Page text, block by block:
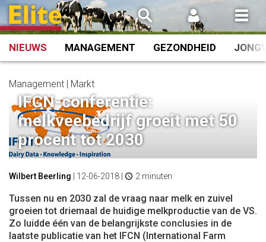
Spring
naar
inhoud
NIEUWS MANAGEMENT GEZONDHEID
Management | Markt
IFCN-conferentie:
melkveebedrijf groeit met 50
procent tot 2030
Wilbert Beerling 12-06-2018 2 minuten
Tussen nu en 2030 zal de vraag naar melk en zuivel
groeien tot driemaal de huidige melkproductie van de VS.
Zo luidde één van de belangrijkste conclusies in de
laatste publicatie van het IFCN (International Farm